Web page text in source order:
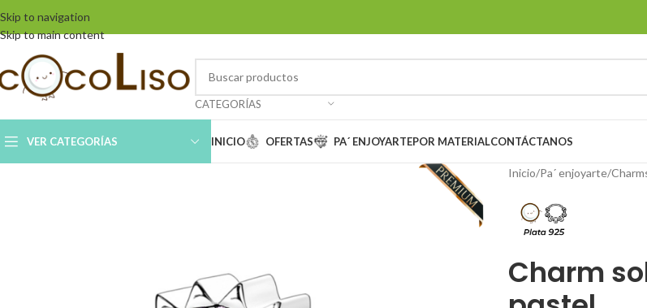
Skip to navigation
Skip to main content
CATEGORÍAS
VER CATEGORÍAS INICIO OFERTAS PA´ ENJOYARTEPOR MATERIALCONTÁCTANOS
Inicio/Pa´ enjoyarte/
Charm